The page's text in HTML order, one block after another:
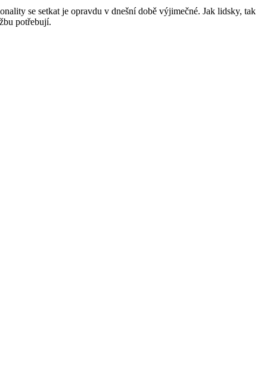
se setkat je opravdu v dnešní době výjimečné. Jak lidsky, tak
potřebují.